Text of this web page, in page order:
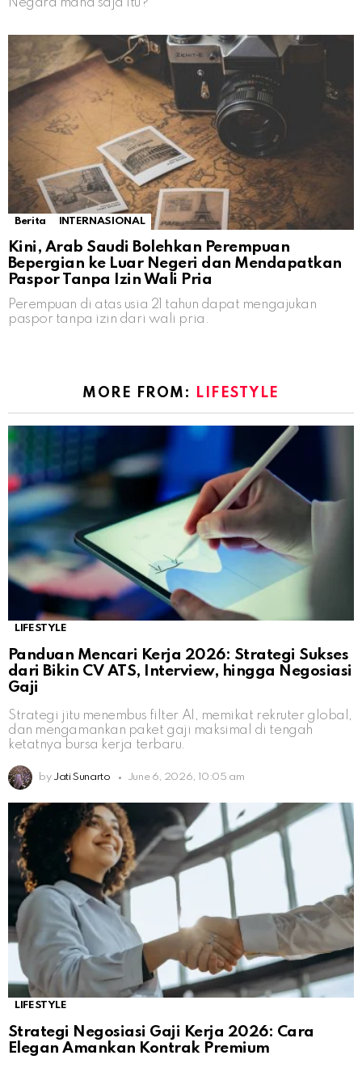
Negara mana saja itu?
Berita INTERNASIONAL
Kini, Arab Saudi Bolehkan Perempuan
Bepergian ke Luar Negeri dan Mendapatkan
Paspor Tanpa Izin Wali Pria
Perempuan di atas usia 21 tahun dapat mengajukan
paspor tanpa izin dari wali pria.
MORE FROM: LIFESTYLE
LIFESTYLE
Panduan Mencari Kerja 2026: Strategi Sukses
dari Bikin CV ATS, Interview, hingga Negosiasi
Gaji
Strategi jitu menembus filter AI, memikat rekruter global,
dan mengamankan paket gaji maksimal di tengah
ketatnya bursa kerja terbaru.
by Jati Sunarto June 6, 2026, 10:05 am
LIFESTYLE
Strategi Negosiasi Gaji Kerja 2026: Cara
Elegan Amankan Kontrak Premium